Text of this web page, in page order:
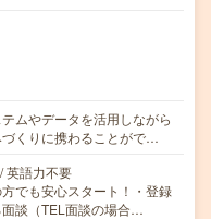
ムやデータを活用しながら
くりに携わることがで…
英語力不要
でも安心スタート！・登録
談（TEL面談の場合…